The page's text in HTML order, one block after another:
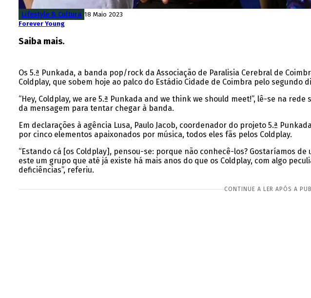
Lifestyle & Cultura 18 Maio 2023
Forever Young
Saiba mais.
Os 5.ª Punkada, a banda pop/rock da Associação de Paralisia Cerebral de
Coldplay, que sobem hoje ao palco do Estádio Cidade de Coimbra pelo segundo
“Hey, Coldplay, we are 5.ª Punkada and we think we should meet!”, lê-se na
da mensagem para tentar chegar à banda.
Em declarações à agência Lusa, Paulo Jacob, coordenador do projeto 5.ª
por cinco elementos apaixonados por música, todos eles fãs pelos Coldplay.
“Estando cá [os Coldplay], pensou-se: porque não conhecê-los? Gostaríamos
este um grupo que até já existe há mais anos do que os Coldplay, com algo
deficiências”, referiu.
CONTINUE A LER APÓS A